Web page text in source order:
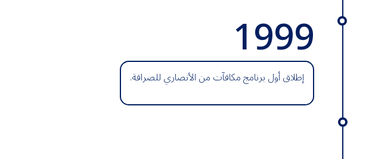
1999
إطلاق أول برنامج مكافآت من الأنصاري للصرافة.